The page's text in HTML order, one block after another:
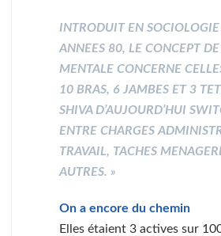
INTRODUIT EN SOCIOLOGIE
ANNEES 80, LE CONCEPT
MENTALE CONCERNE
10 BRAS, 6 JAMBES ET 3
SHIVA D’AUJOURD’HUI
ENTRE CHARGES
TRAVAIL, TACHES
AUTRES. »
On a encore du chemin
Elles étaient 3 actives sur